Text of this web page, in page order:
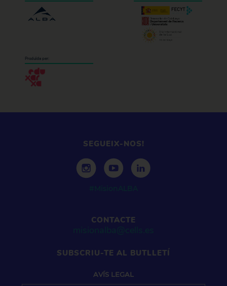
Produïda per:
SEGUEIX-NOS!
#MisionALBA
CONTACTE
misionalba@cells.es
SUBSCRIU-TE AL BUTLLETÍ
AVÍS LEGAL